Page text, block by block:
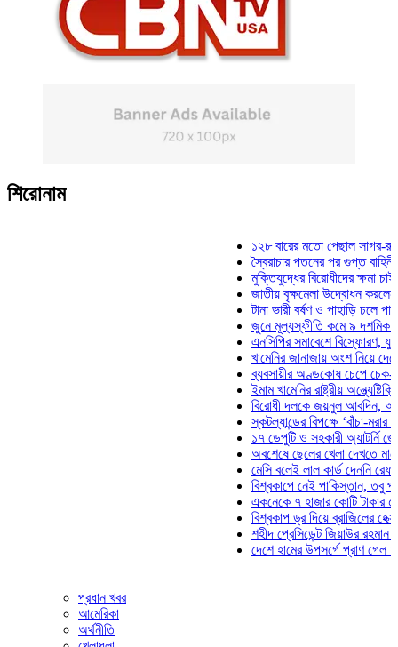
শিরোনাম
১২৮ বারের মতো পেছাল সাগর-রুনি
স্বৈরাচার পতনের পর গুপ্ত বাহিনীর
মুক্তিযুদ্ধের বিরোধীদের ক্ষমা চাইতে
জাতীয় বৃক্ষমেলা উদ্বোধন করলেন
টানা ভারী বর্ষণ ও পাহাড়ি ঢলে পানিবন্দি
জুনে মূল্যস্ফীতি কমে ৯ দশমিক ১৬
এনসিপির সমাবেশে বিস্ফোরণ,
খামেনির জানাজায় অংশ নিয়ে দেশে
ব্যবসায়ীর অণ্ডকোষ চেপে চেক-
ইমাম খামেনির রাষ্ট্রীয়
বিরোধী দলকে জয়নুল আবদিন, আপনারা
স্কটল্যান্ডের বিপক্ষে ‘বাঁচা-মরার
১৭ ডেপুটি ও সহকারী অ্যাটর্নি
অবশেষে ছেলের খেলা দেখতে মাঠে
মেসি বলেই লাল কার্ড দেননি রেফারি!
বিশ্বকাপে নেই পাকিস্তান, তবু
একনেকে ৭ হাজার কোটি টাকার ৫
বিশ্বকাপ ড্র দিয়ে ব্রাজিলের হেক্সা
শহীদ প্রেসিডেন্ট জিয়াউর রহমান
দেশে হামের উপসর্গে প্রাণ গেল আরও
প্রধান খবর
আমেরিকা
অর্থনীতি